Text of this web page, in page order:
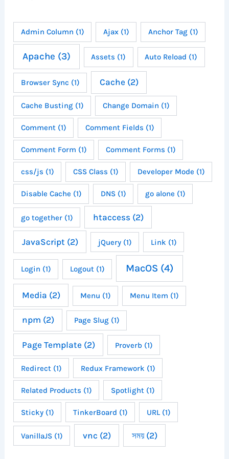
Admin Column (1) Ajax(1) Anchor Tag(1)
Apache (3) Assets (1) Auto Reload (1)
Browser Sync (1) Cache (2)
Cache Busting(1) Change Domain (1)
Comment(1) Comment Fields (1)
Comment Form (1) Comment Forms (1)
css/js (1) CSS Class (1) Developer Mode (1)
Disable Cache (1) DNS(1) go alone (1)
go together(1) htaccess (2)
JavaScript (2) jQuery(1) Link (1)
Login (1) Logout(1) MacOS (4)
Media (2) Menu (1) Menu Item (1)
npm (2) Page Slug(1)
Page Template (2) Proverb(1)
Redirect(1) Redux Framework (1)
Related Products (1) Spotlight(1)
Sticky(1) TinkerBoard (1) URL(1)
VanillaJS(1) vnc (2) সময়(2)